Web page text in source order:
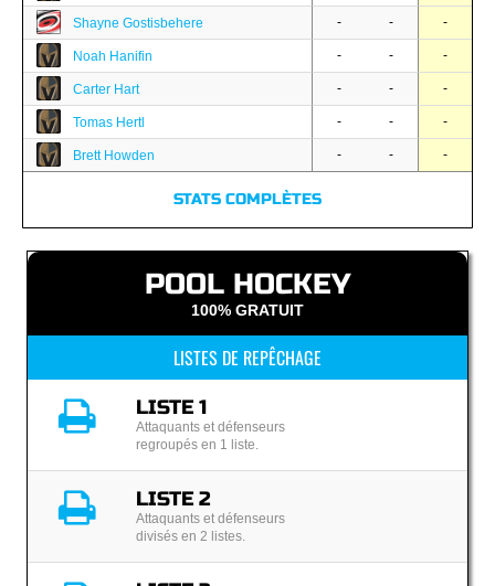
Shayne Gostisbehere - - -
Noah Hanifin - - -
Carter Hart - - -
Tomas Hertl - - -
Brett Howden - - -
STATS COMPLÈTES
POOL HOCKEY
100% GRATUIT
LISTES DE REPÊCHAGE
LISTE 1
Attaquants et défenseurs
regroupés en 1 liste.
LISTE 2
Attaquants et défenseurs
divisés en 2 listes.